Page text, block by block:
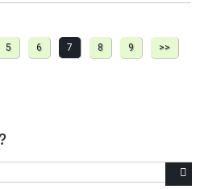
5 6 7 8 9 >>